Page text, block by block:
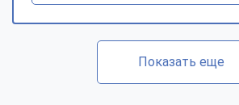
Показать еще